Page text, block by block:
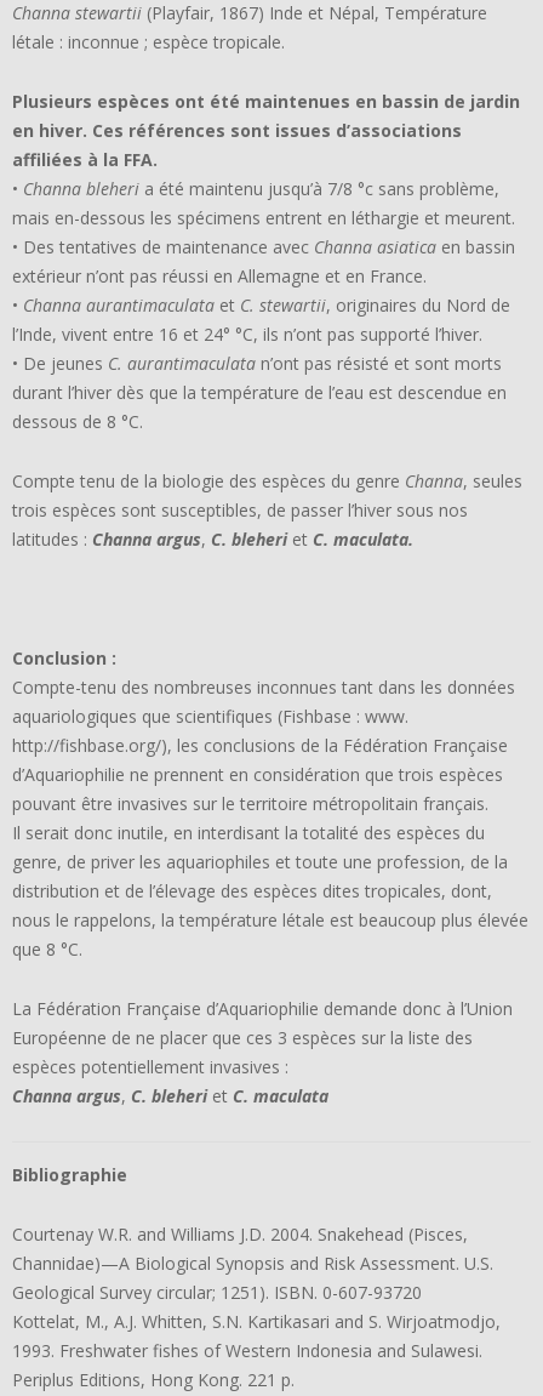
Channa stewartii (Playfair, 1867) Inde et Népal, Température
létale : inconnue ; espèce tropicale.
Plusieurs espèces ont été maintenues en bassin de jardin
en hiver. Ces références sont issues d’associations
affiliées à la FFA.
• Channa bleheri a été maintenu jusqu’à 7/8 °c sans problème,
mais en-dessous les spécimens entrent en léthargie et meurent.
• Des tentatives de maintenance avec Channa asiatica en bassin
extérieur n’ont pas réussi en Allemagne et en France.
• Channa aurantimaculata et C. stewartii, originaires du Nord de
l’Inde, vivent entre 16 et 24° °C, ils n’ont pas supporté l’hiver.
• De jeunes C. aurantimaculata n’ont pas résisté et sont morts
durant l’hiver dès que la température de l’eau est descendue en
dessous de 8 °C.
Compte tenu de la biologie des espèces du genre Channa, seules
trois espèces sont susceptibles, de passer l’hiver sous nos
latitudes : Channa argus, C. bleheri et C. maculata.
Conclusion :
Compte-tenu des nombreuses inconnues tant dans les données
aquariologiques que scientifiques (Fishbase : www.
http://fishbase.org/), les conclusions de la Fédération Française
d’Aquariophilie ne prennent en considération que trois espèces
pouvant être invasives sur le territoire métropolitain français.
Il serait donc inutile, en interdisant la totalité des espèces du
genre, de priver les aquariophiles et toute une profession, de la
distribution et de l’élevage des espèces dites tropicales, dont,
nous le rappelons, la température létale est beaucoup plus élevée
que 8 °C.
La Fédération Française d’Aquariophilie demande donc à l’Union
Européenne de ne placer que ces 3 espèces sur la liste des
espèces potentiellement invasives :
Channa argus, C. bleheriet C. maculata
Bibliographie
Courtenay W.R. and Williams J.D. 2004. Snakehead (Pisces,
Channidae)—A Biological Synopsis and Risk Assessment. U.S.
Geological Survey circular; 1251). ISBN. 0-607-93720
Kottelat, M., A.J. Whitten, S.N. Kartikasari and S. Wirjoatmodjo,
1993. Freshwater fishes of Western Indonesia and Sulawesi.
Periplus Editions, Hong Kong. 221 p.